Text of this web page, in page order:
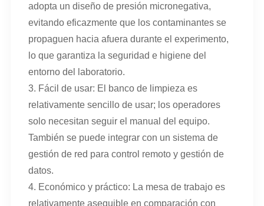
adopta un diseño de presión micronegativa,
evitando eficazmente que los contaminantes se
propaguen hacia afuera durante el experimento,
lo que garantiza la seguridad e higiene del
entorno del laboratorio.
3. Fácil de usar: El banco de limpieza es
relativamente sencillo de usar; los operadores
solo necesitan seguir el manual del equipo.
También se puede integrar con un sistema de
gestión de red para control remoto y gestión de
datos.
4. Económico y práctico: La mesa de trabajo es
relativamente asequible en comparación con